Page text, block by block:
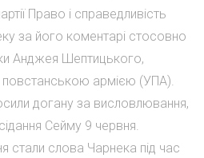
Право і справедливість
за його коментарі стосовно
Анджея Шептицького,
повстанською армією (УПА).
догану за висловлювання,
Сейму 9 червня.
стали слова Чарнека під час